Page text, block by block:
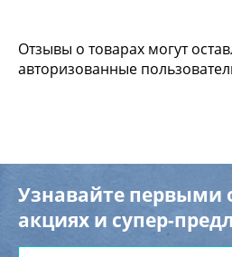
Отзывы о товарах могут
авторизованные
Узнавайте первыми
акциях и супер-